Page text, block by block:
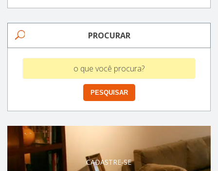
PROCURAR
CADASTRE-SE